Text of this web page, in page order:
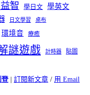
智 學日文 學英文
日文學習 桌布
環境音 療癒
謎遊戲 計時器
貼圖
登| 訂閱新文章 / 用 Email